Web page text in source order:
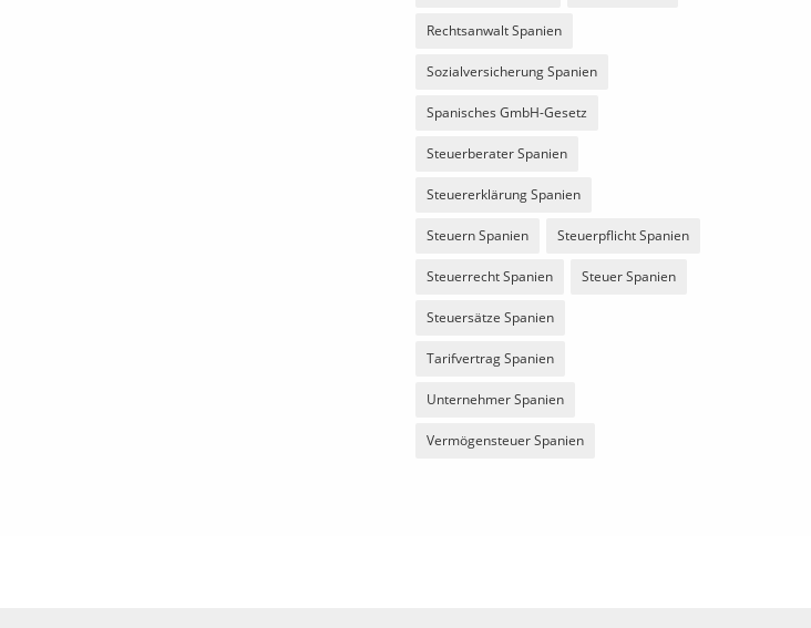
Rechtsanwalt Spanien
Sozialversicherung Spanien
Spanisches GmbH-Gesetz
Steuerberater Spanien
Steuererklärung Spanien
Steuern Spanien Steuerpflicht Spanien
Steuerrecht Spanien Steuer Spanien
Steuersätze Spanien
Tarifvertrag Spanien
Unternehmer Spanien
Vermögensteuer Spanien